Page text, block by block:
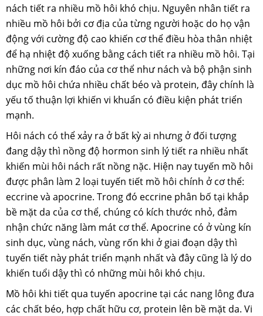
nách tiết ra nhiều mồ hôi khó chịu. Nguyên nhân tiết ra
nhiều mồ hôi bởi cơ địa của từng người hoặc do họ vận
động với cường độ cao khiến cơ thể điều hòa thân nhiệt
để hạ nhiệt độ xuống bằng cách tiết ra nhiều mồ hôi. Tại
những nơi kín đáo của cơ thể như nách và bộ phận sinh
dục mồ hôi chứa nhiều chất béo và protein, đây chính là
yếu tố thuận lợi khiến vi khuẩn có điều kiện phát triển
mạnh.
Hôi nách có thể xảy ra ở bất kỳ ai nhưng ở đối tượng
đang dậy thì nồng độ hormon sinh lý tiết ra nhiều nhất
khiến mùi hôi nách rất nồng nặc. Hiện nay tuyến mồ hôi
được phân làm 2 loại tuyến tiết mồ hôi chính ở cơ thể:
eccrine và apocrine. Trong đó eccrine phân bố tại khắp
bề mặt da của cơ thể, chúng có kích thước nhỏ, đảm
nhận chức năng làm mát cơ thể. Apocrine có ở vùng kín
sinh dục, vùng nách, vùng rốn khi ở giai đoạn dậy thì
tuyến tiết này phát triển mạnh nhất và đây cũng là lý do
khiến tuổi dậy thì có những mùi hôi khó chịu.
Mồ hôi khi tiết qua tuyến apocrine tại các nang lông đưa
các chất béo, hợp chất hữu cơ, protein lên bề mặt da. Vi